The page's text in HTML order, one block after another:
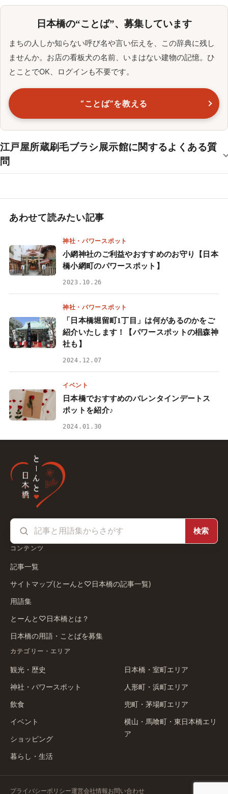
日本橋の“ことば”、募集しています
まちの人しか知らない呼び名や言い伝えを、この辞典に残し
ませんか。お店の看板犬の名前、いまはない建物の記憶。ひ
とことでOK、ログインも不要です。
“ことば”を教える
江戸屋所蔵刷毛ブラシ展示館に関するよくある質
問
あわせて読みたい記事
神社・パワースポット
小網神社のご利益やおすすめのお守り【日本
橋小網町のパワースポット】
2023.10.26
神社・パワースポット
「日本橋堀留町1丁目」は何があるのかをご
紹介いたします！【パワースポットの椙森神
社も】
2024.12.07
イベント
日本橋でおすすめのバレンタインデートス
ポットを紹介♪
2024.01.30
検索
コンテンツ
記事一覧
サイトマップ(とーんと♡日本橋の記事一覧)
用語集
とーんと♡日本橋とは？
日本橋の用語・ことばを募集
カテゴリー・エリア
観光・歴史
神社・パワースポット
飲食
イベント
ショッピング
暮らし・生活
日本橋・室町エリア
人形町・浜町エリア
兜町・茅場町エリア
横山・馬喰町・東日本橋エリ
ア
プライバシーポリシー運営会社情報お問い合わせ